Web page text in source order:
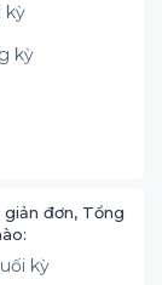
kỳ
kỳ
đơn, Tổng
kỳ